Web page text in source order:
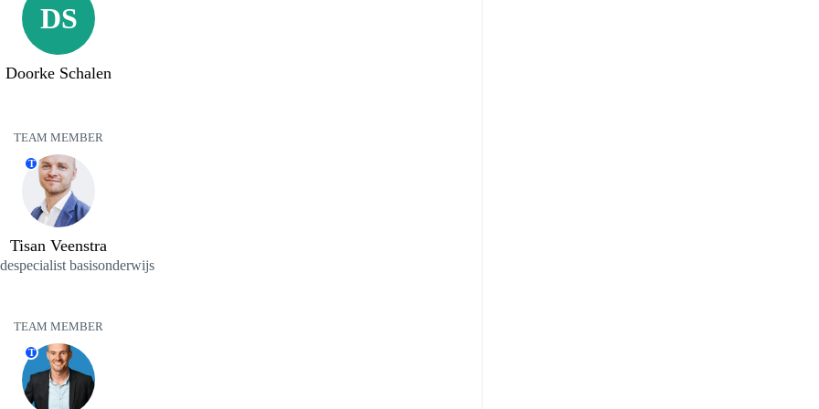
DS
Doorke Schalen
TEAM MEMBER
T
Tisan Veenstra
basisonderwijs
TEAM MEMBER
T